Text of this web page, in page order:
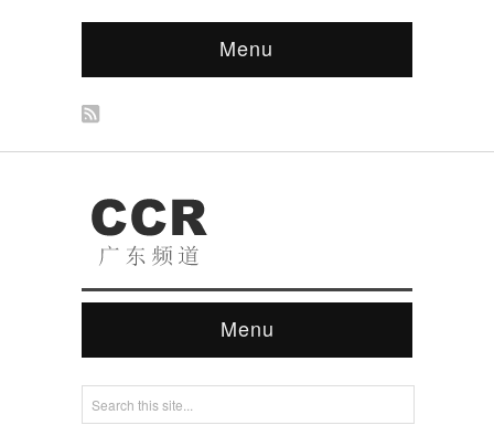
Menu
Menu